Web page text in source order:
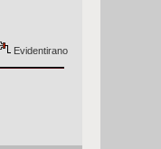
Evidentirano